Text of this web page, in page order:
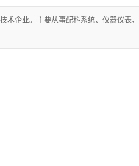
企业。主要从事配料系统、仪器仪表、